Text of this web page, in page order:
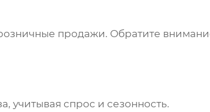
продажи. Обратите
учитывая спрос и сезонность.